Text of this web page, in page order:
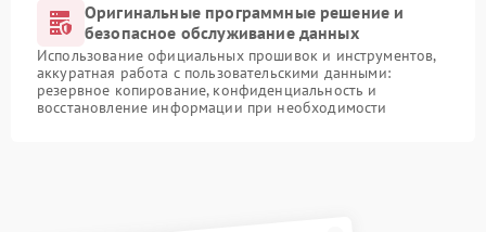
Оригинальные программные решение и
безопасное обслуживание данных
Использование официальных прошивок и инструментов,
аккуратная работа с пользовательскими данными:
резервное копирование, конфиденциальность и
восстановление информации при необходимости